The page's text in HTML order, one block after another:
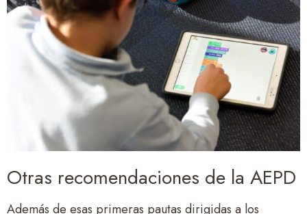
Otras recomendaciones de la AEPD
Además de esas primeras pautas dirigidas a los